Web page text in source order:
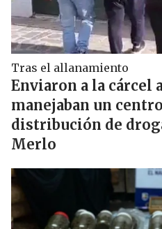
Tras el allanamiento
Enviaron a la cárcel
manejaban un
distribución de
Merlo